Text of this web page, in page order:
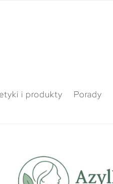
i produkty Porady